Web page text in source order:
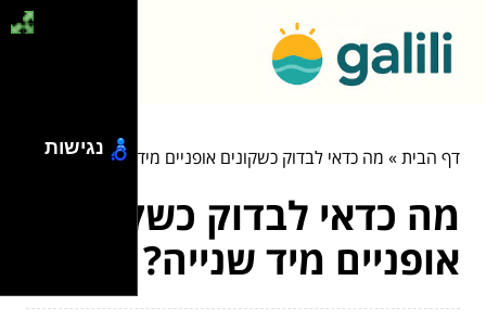
דף הבית» מה כדאי לבדוק כשקונים אופניים מיד שנייה?
מה כדאי לבדוק כשקונים
אופניים מיד שנייה?
נגישות